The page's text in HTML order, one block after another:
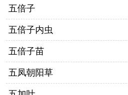
五倍子
五倍子内虫
五倍子苗
五凤朝阳草